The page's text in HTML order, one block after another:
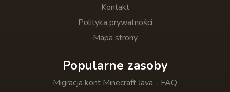
Kontakt
Polityka prywatności
Mapa strony
Popularne zasoby
Migracja kont Minecraft Java - FAQ